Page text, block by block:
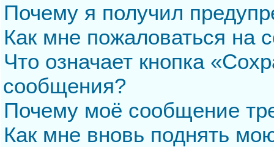
Почему я получил
Как мне пожаловаться на
Что означает кнопка
сообщения?
Почему моё сообщение
Как мне вновь поднять